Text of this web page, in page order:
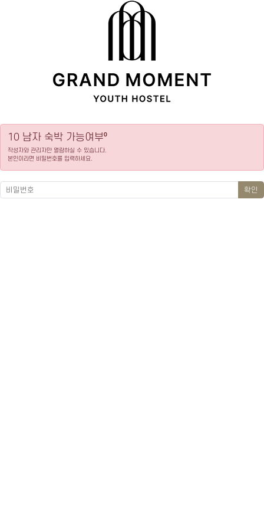
10 남자 숙박 가능여부⁰
작성자와 관리자만 열람하실 수 있습니다.
본인이라면 비밀번호를 입력하세요.
확인